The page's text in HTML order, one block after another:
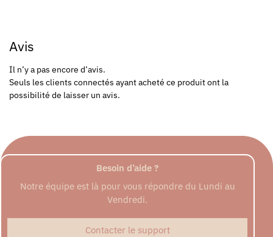
Avis
Il n’y a pas encore d’avis.
Seuls les clients connectés ayant acheté ce produit ont la
possibilité de laisser un avis.
Besoin d’aide ?
Notre équipe est là pour vous répondre du Lundi au
Vendredi.
Contacter le support